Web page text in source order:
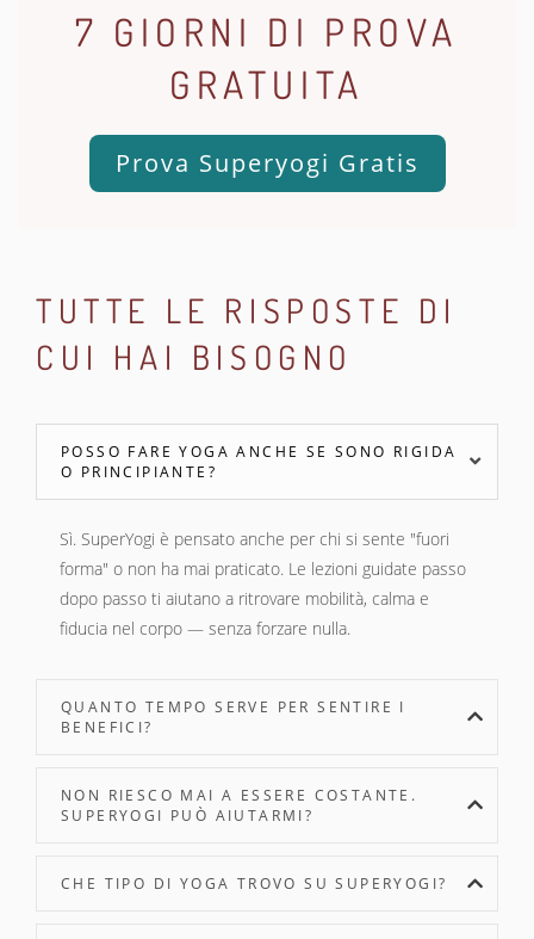
7 GIORNI DI PROVA
GRATUITA
Prova Superyogi Gratis
TUTTE LE RISPOSTE DI
CUI HAI BISOGNO
POSSO FARE YOGA ANCHE SE SONO RIGIDA
O PRINCIPIANTE?
Sì. SuperYogi è pensato anche per chi si sente "fuori
forma" o non ha mai praticato. Le lezioni guidate passo
dopo passo ti aiutano a ritrovare mobilità, calma e
fiducia nel corpo — senza forzare nulla.
QUANTO TEMPO SERVE PER SENTIRE I
BENEFICI?
NON RIESCO MAI A ESSERE COSTANTE.
SUPERYOGI PUÒ AIUTARMI?
CHE TIPO DI YOGA TROVO SU SUPERYOGI?